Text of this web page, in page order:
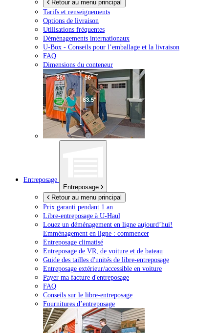
Retour au menu principal
Tarifs et renseignements
Options de livraison
Utilisations fréquentes
Déménagements internationaux
U-Box - Conseils pour l’emballage et la livraison
FAQ
Dimensions du conteneur
Entreposage
Entreposage
Retour au menu principal
Prix garanti pendant 1 an
Libre-entreposage à U-Haul
Louez un déménagement en ligne aujourd’hui!
Emménagement en ligne : commencer
Entreposage climatisé
Entreposage de VR, de voiture et de bateau
Guide des tailles d'unités de libre-entreposage
Entreposage extérieur/accessible en voiture
Payer ma facture d'entreposage
FAQ
Conseils sur le libre-entreposage
Fournitures d’entreposage